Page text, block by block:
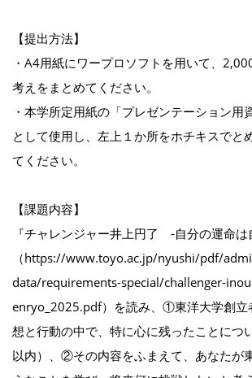
【提出方法】
・A4用紙にワープロソフトを用いて、
考えをまとめてください。
・本学所定用紙の「プレゼンテーション用
として使用し、左上１か所をホチキスでと
てください。
【課題内容】
『チャレンジャー井上円了 -自分の運命は
（https://www.toyo.ac.jp/nyushi/pdf/
data/requirements-special/challenger-
enryo_2025.pdf）を読み、①東洋大学創立
想と行動の中で、特に心に残ったことにつ
以内）、②その内容をふまえて、あなたが